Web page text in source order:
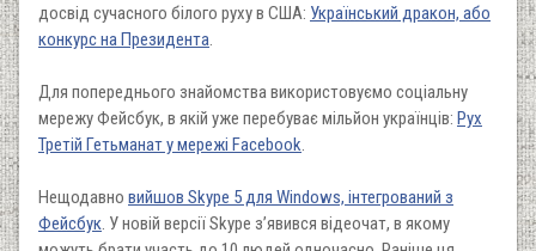
досвід сучасного білого руху в США: Український дракон, або
конкурс на Президента.
Для попереднього знайомства використовуємо соціальну
мережу Фейсбук, в якій уже перебуває мільйон українців: Рух
Третій Гетьманат у мережі Facebook.
Нещодавно вийшов Skype 5 для Windows, інтегрований з
Фейсбук. У новій версії Skype з’явився відеочат, в якому